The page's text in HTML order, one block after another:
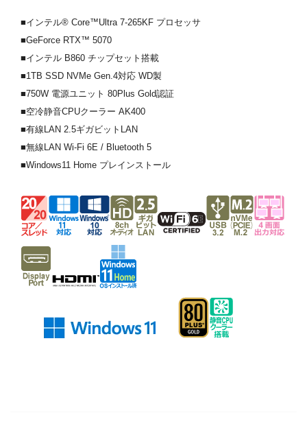
■インテル® Core™Ultra 7-265KF プロセッサ
■GeForce RTX™ 5070
■インテル B860 チップセット搭載
■1TB SSD NVMe Gen.4対応 WD製
■750W 電源ユニット 80Plus Gold認証
■空冷静音CPUクーラー AK400
■有線LAN 2.5ギガビットLAN
■無線LAN Wi-Fi 6E / Bluetooth 5
■Windows11 Home プレインストール